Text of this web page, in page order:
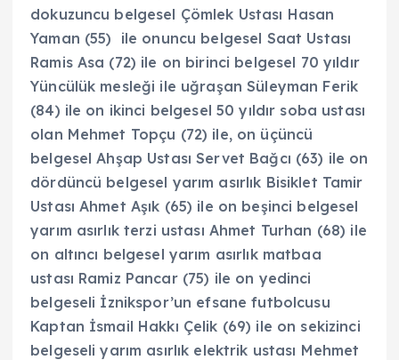
dokuzuncu belgesel Çömlek Ustası Hasan
Yaman (55) ile onuncu belgesel Saat Ustası
Ramis Asa (72) ile on birinci belgesel 70 yıldır
Yüncülük mesleği ile uğraşan Süleyman Ferik
(84) ile on ikinci belgesel 50 yıldır soba ustası
olan Mehmet Topçu (72) ile, on üçüncü
belgesel Ahşap Ustası Servet Bağcı (63) ile on
dördüncü belgesel yarım asırlık Bisiklet Tamir
Ustası Ahmet Aşık (65) ile on beşinci belgesel
yarım asırlık terzi ustası Ahmet Turhan (68) ile
on altıncı belgesel yarım asırlık matbaa
ustası Ramiz Pancar (75) ile on yedinci
belgeseli İznikspor’un efsane futbolcusu
Kaptan İsmail Hakkı Çelik (69) ile on sekizinci
belgeseli yarım asırlık elektrik ustası Mehmet